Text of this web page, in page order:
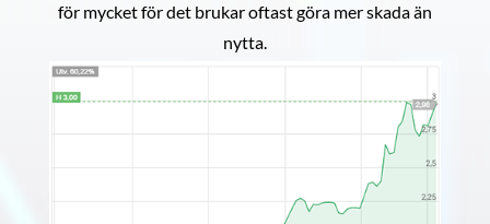
för mycket för det brukar oftast göra mer skada än
nytta.